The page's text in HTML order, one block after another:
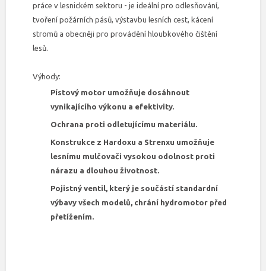
práce v lesnickém sektoru - je ideální pro odlesňování,
tvoření požárních pásů, výstavbu lesních cest, kácení
stromů a obecněji pro provádění hloubkového čištění
lesů.
Výhody:
Pístový motor umožňuje dosáhnout
vynikajícího výkonu a efektivity.
Ochrana proti odletujícímu materiálu.
Konstrukce z Hardoxu a Strenxu umožňuje
lesnímu mulčovači vysokou odolnost proti
nárazu a dlouhou životnost.
Pojistný ventil, který je součástí standardní
výbavy všech modelů, chrání hydromotor před
přetížením.